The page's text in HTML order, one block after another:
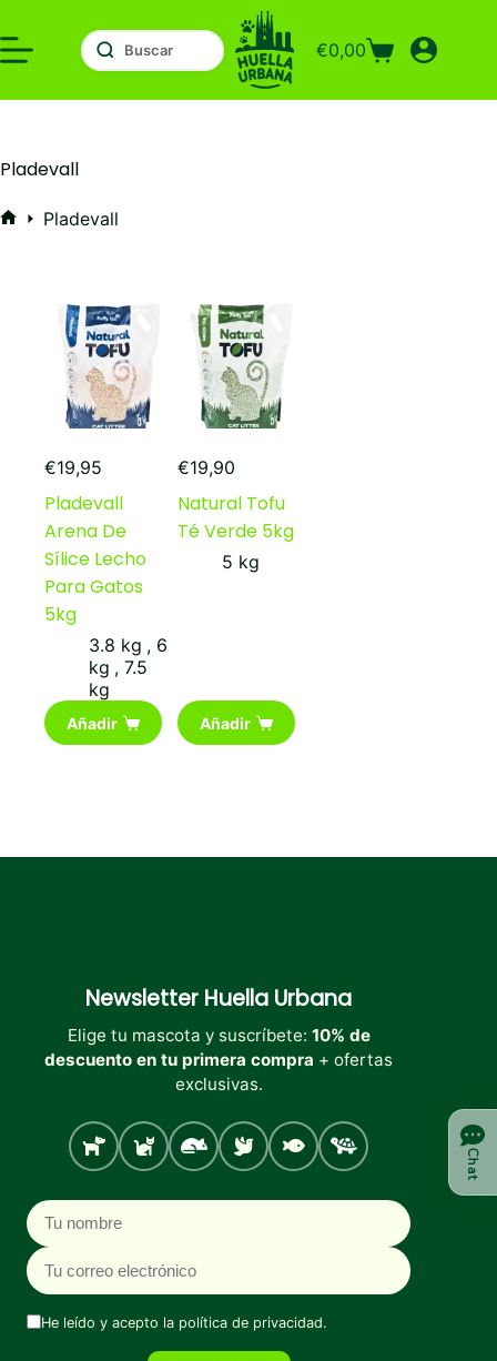
al
contenido
Carro
compra
€0,00
Pladevall
Pladevall
€19,95
Pladevall
Arena De
Sílice Lecho
Para Gatos
5kg
3.8 kg , 6
kg ,7.5
kg
Añadir
€19,90
Natural Tofu
Té Verde 5kg
5 kg
Añadir
Newsletter Huella Urbana
Elige tu mascota y suscríbete: 10% de
descuento en tu primera compra + ofertas
exclusivas.
Perro Gato Roedores
Aves PecesTortugas
Nombre
Correo electrónico
He leído y acepto la política de privacidad.
Chat